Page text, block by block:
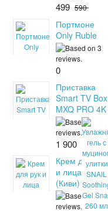
499 590
Портмоне
Only Ruble
0
Приставка
Smart TV Box
MXQ PRO 4K
1 900
Крем для рук
и лица Bonvita
(Киви) 105 г